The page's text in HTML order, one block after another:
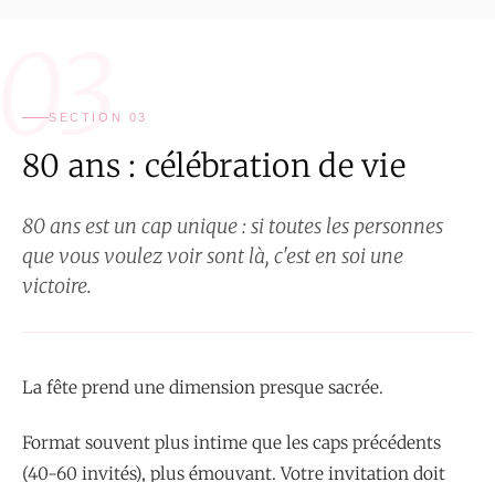
SECTION 03
80 ans : célébration de vie
80 ans est un cap unique : si toutes les personnes
que vous voulez voir sont là, c'est en soi une
victoire.
La fête prend une dimension presque sacrée.
Format souvent plus intime que les caps précédents
(40-60 invités), plus émouvant. Votre invitation doit